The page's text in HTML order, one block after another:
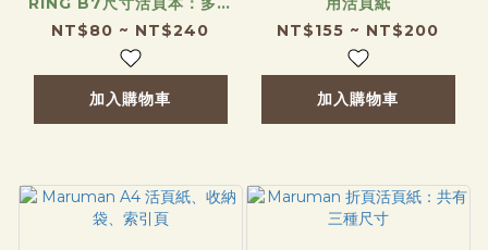
封面可選！
NT$80 ~ NT$240
加入購物車
NT$155 ~ NT$200
加入購物車